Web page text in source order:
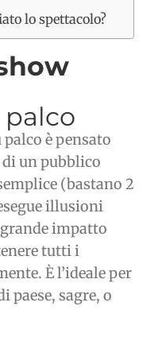
lo spettacolo?
è pensato
un pubblico
(bastano 2
illusioni
impatto
tutti i
È l’ideale per
paese, sagre, o